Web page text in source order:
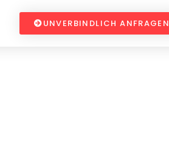
UNVERBINDLICH ANFRAGEN